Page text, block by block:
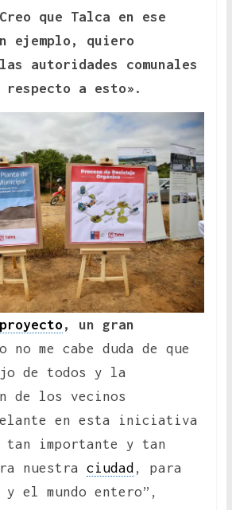
que Talca en ese
ejemplo, quiero
autoridades comunales
a esto».
proyecto, un gran
no me cabe duda de que
de todos y la
de los vecinos
en esta iniciativa
importante y tan
nuestra ciudad , para
el mundo entero”,